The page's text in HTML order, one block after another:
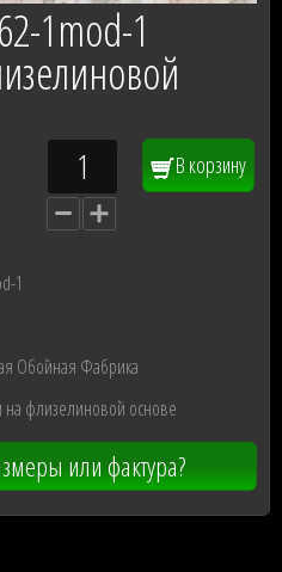
1mod-1
В корзину
1
Обойная Фабрика
флизелиновой основе
или фактура?